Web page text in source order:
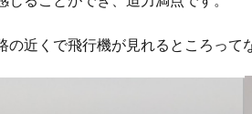
の近くで飛行機が見れるところって